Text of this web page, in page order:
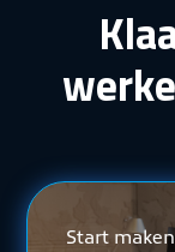
Start